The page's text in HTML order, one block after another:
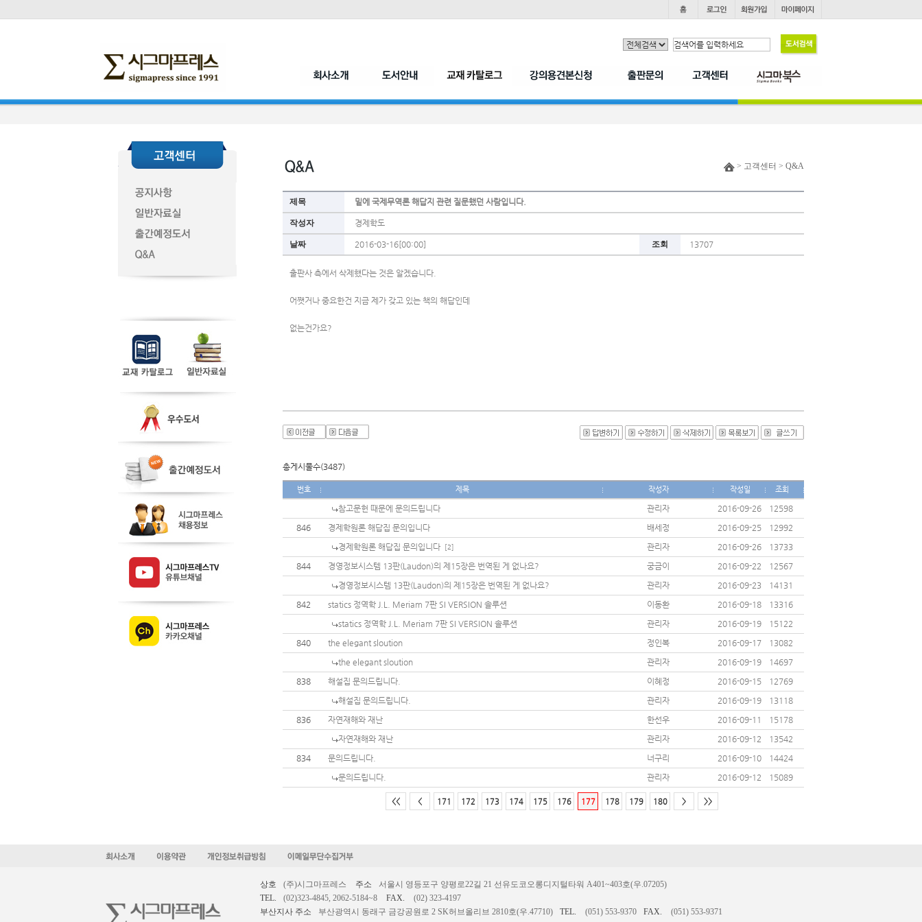
> 고객센터 > Q&A
제목 밑에 국제무역론 해답지 관련 질문했던 사람입니다.
작성자 경제학도
날짜 2016-03-16[00:00] 조회 13707
출판사 측에서 삭제했다는 것은 알겠습니다.
어쨋거나 중요한건 지금 제가 갖고 있는 책의 해답인데
없는건가요?
총게시물수(3487)
번호 제목 작성자 작성일 조회
참고문헌 때문에 문의드립니다 관리자 2016-09-26
12598
846
경제학원론 해답집 문의입니다 배세정 2016-09-25
12992
경제학원론 해답집 문의입니다 [2] 관리자 2016-09-26
13733
844
경영정보시스템 13판(Laudon)의 제15장은 번역된 게 없나요? 궁금이 2016-09-22
12567
경영정보시스템 13판(Laudon)의 제15장은 번역된 게 없나요?
관리자 2016-09-23
14131
842
statics 정역학 J.L. Meriam 7판 SI VERSION 솔루션 이동환 2016-09-18
13316
statics 정역학 J.L. Meriam 7판 SI VERSION 솔루션
관리자 2016-09-19
15122
840
the elegant sloution 정인복 2016-09-17
13082
the elegant sloution
관리자 2016-09-19
14697
838
해설집 문의드립니다. 이혜정 2016-09-15
12769
해설집 문의드립니다.
관리자 2016-09-19
13118
836
자연재해와 재난 한선우 2016-09-11
15178
자연재해와 재난
관리자 2016-09-12
13542
834
문의드립니다. 너구리 2016-09-10
14424
문의드립니다.
관리자 2016-09-12 15089
<< < 171 172 173 174 175 176 177 178 179 180 > >>
상호 (주)시그마프레스 주소
서울시 영등포구 양평로22길 21 선유도코오롱디지털타워 A401~403호(우.07205)
TEL.
(02)323-4845, 2062-5184~8 FAX.
(02) 323-4197
부산지사 주소
부산광역시 동래구 금강공원로 2 SK허브올리브 2810호(우.47710) TEL. (051) 553-9370 FAX.
(051) 553-9371